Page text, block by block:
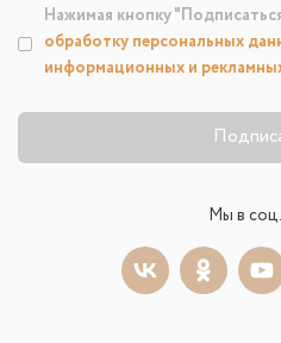
Нажимая кнопку
обработку персональных
информационных и
Мы в